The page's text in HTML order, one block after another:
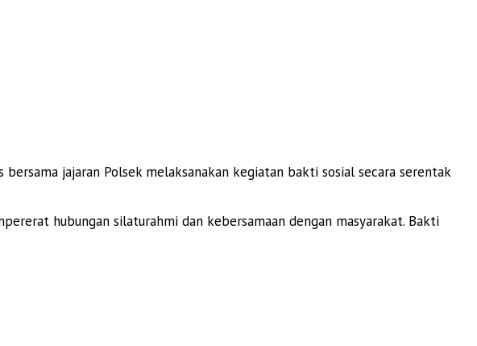
jajaran Polsek melaksanakan kegiatan bakti sosial secara serentak
hubungan silaturahmi dan kebersamaan dengan masyarakat. Bakti